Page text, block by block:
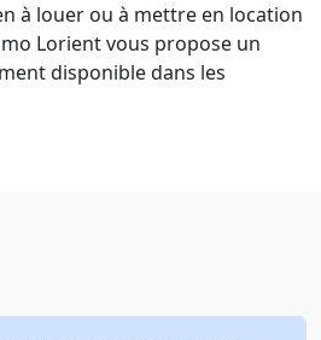
à louer ou à mettre en location
Lorient vous propose un
disponible dans les